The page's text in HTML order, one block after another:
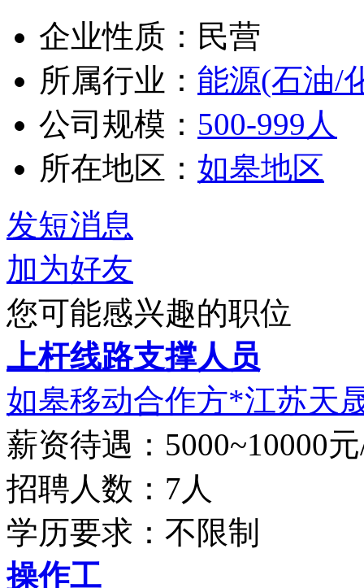
企业性质：民营
所属行业： 能源(石油/
公司规模： 500-999人
所在地区： 如皋地区
发短消息
加为好友
您可能感兴趣的职位
上杆线路支撑人员
如皋移动合作方*江苏天
薪资待遇：5000~10000
招聘人数：7人
学历要求：不限制
操作工